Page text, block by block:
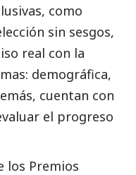
como
sin sesgos,
real con la
demográfica,
cuentan con
el progreso
los Premios